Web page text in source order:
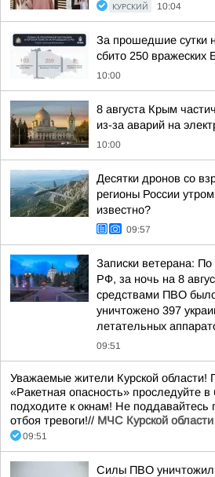
КУРСКИЙ 10:04
За прошедшие сутки
сбито 250 вражеских
10:00
8 августа Крым
из-за аварий на
10:00
Десятки дронов со
регионы России
известно?
09:57
Записки ветерана:
РФ, за ночь на 8
средствами ПВО
уничтожено 397
летательных
09:51
Уважаемые жители Курской области!
«Ракетная опасность» проследуйте
подходите к окнам! Не поддавайтесь
отбоя тревоги!// МЧС Курской области
09:51
Силы ПВО